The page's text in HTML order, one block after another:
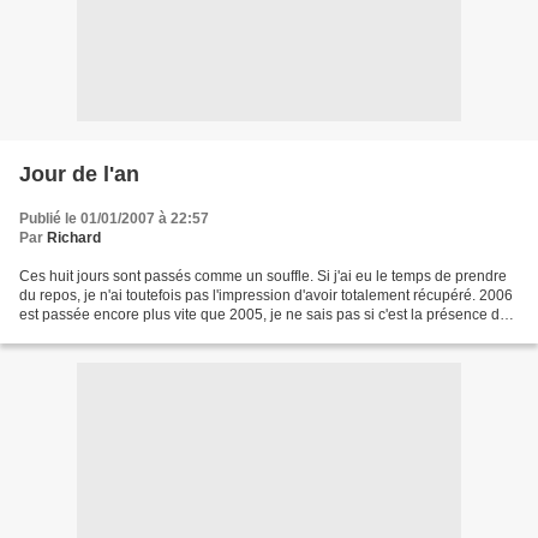
Jour de l'an
Publié le 01/01/2007 à 22:57
Par Richard
Ces huit jours sont passés comme un souffle. Si j'ai eu le temps de prendre
du repos, je n'ai toutefois pas l'impression d'avoir totalement récupéré. 2006
est passée encore plus vite que 2005, je ne sais pas si c'est la présence de